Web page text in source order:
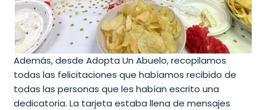
Además, desde Adopta Un Abuelo, recopilamos
todas las felicitaciones que habíamos recibido de
todas las personas que les habían escrito una
dedicatoria. La tarjeta estaba llena de mensajes